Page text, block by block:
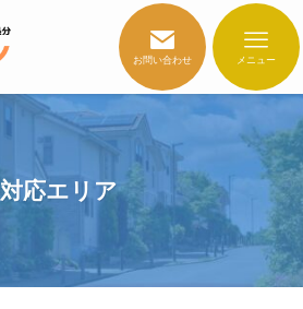
お問い合わせ メニュー
対応エリア